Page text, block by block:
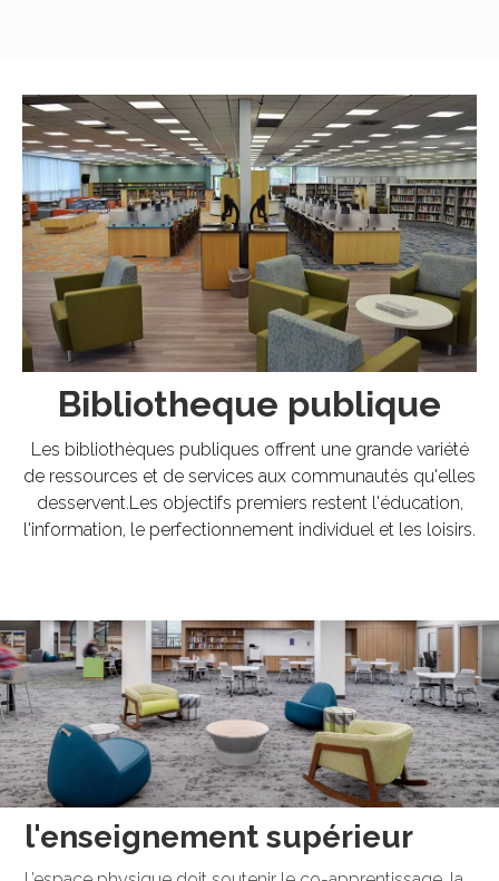
Bibliotheque publique
Les bibliothèques publiques offrent une grande variété
de ressources et de services aux communautés qu'elles
desservent.Les objectifs premiers restent l'éducation,
l'information, le perfectionnement individuel et les loisirs.
l'enseignement supérieur